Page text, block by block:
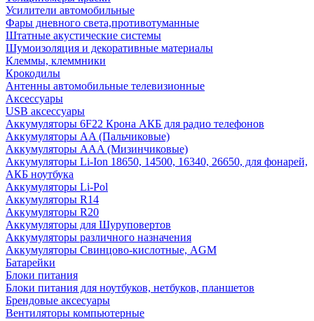
Усилители автомобильные
Фары дневного света,противотуманные
Штатные акустические системы
Шумоизоляция и декоративные материалы
Клеммы, клеммники
Крокодилы
Антенны автомобильные телевизионные
Аксессуары
USB аксессуары
Аккумуляторы 6F22 Крона АКБ для радио телефонов
Аккумуляторы AA (Пальчиковые)
Аккумуляторы AAA (Мизинчиковые)
Аккумуляторы Li-Ion 18650, 14500, 16340, 26650, для фонарей,
АКБ ноутбука
Аккумуляторы Li-Pol
Аккумуляторы R14
Аккумуляторы R20
Аккумуляторы для Шуруповертов
Аккумуляторы различного назначения
Аккумуляторы Свинцово-кислотные, AGM
Батарейки
Блоки питания
Блоки питания для ноутбуков, нетбуков, планшетов
Брендовые аксесуары
Вентиляторы компьютерные